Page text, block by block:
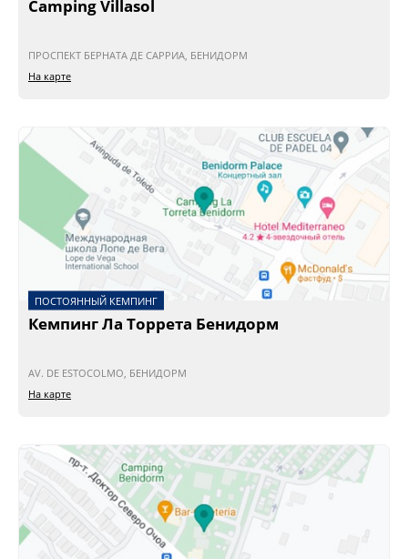
Camping Villasol
ПРОСПЕКТ БЕРНАТА ДЕ САРРИА, БЕНИДОРМ
На карте
ПОСТОЯННЫЙ КЕМПИНГ
Кемпинг Ла Торрета Бенидорм
AV. DE ESTOCOLMO, БЕНИДОРМ
На карте